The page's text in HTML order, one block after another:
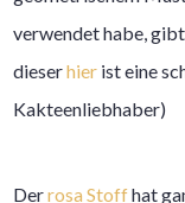
verwendet habe,
dieserhier ist eine
Kakteenliebhaber)
Derrosa Stoffhat